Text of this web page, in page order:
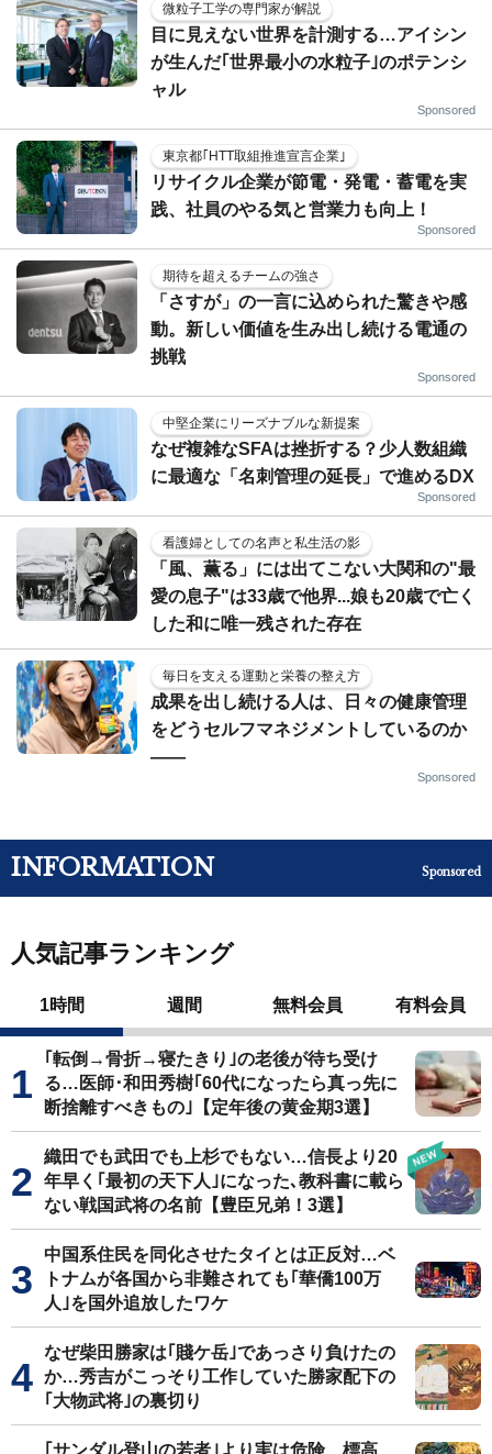
微粒子工学の専門家が解説
目に見えない世界を計測する…アイシン
が生んだ｢世界最小の水粒子｣のポテンシ
ャル
Sponsored
東京都｢HTT取組推進宣言企業｣
リサイクル企業が節電・発電・蓄電を実
践、社員のやる気と営業力も向上！
Sponsored
期待を超えるチームの強さ
「さすが」の一言に込められた驚きや感
動。新しい価値を生み出し続ける電通の
挑戦
Sponsored
中堅企業にリーズナブルな新提案
なぜ複雑なSFAは挫折する？少人数組織
に最適な「名刺管理の延長」で進めるDX
Sponsored
看護婦としての名声と私生活の影
「風、薫る」には出てこない大関和の"最
愛の息子"は33歳で他界...娘も20歳で亡く
した和に唯一残された存在
毎日を支える運動と栄養の整え方
成果を出し続ける人は、日々の健康管理
をどうセルフマネジメントしているのか
——
Sponsored
INFORMATION Sponsored
人気記事ランキング
1時間 週間 無料会員 有料会員
｢転倒→骨折→寝たきり｣の老後が待ち受け
る…医師･和田秀樹｢60代になったら真っ先に
断捨離すべきもの｣【定年後の黄金期3選】
織田でも武田でも上杉でもない…信長より20
年早く｢最初の天下人｣になった､教科書に載ら
ない戦国武将の名前【豊臣兄弟！3選】
中国系住民を同化させたタイとは正反対…ベ
トナムが各国から非難されても｢華僑100万
人｣を国外追放したワケ
なぜ柴田勝家は｢賤ケ岳｣であっさり負けたの
か…秀吉がこっそり工作していた勝家配下の
｢大物武将｣の裏切り
｢サンダル登山の若者｣より実は危険…標高